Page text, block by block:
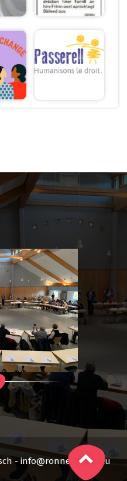
- info@ronnendesch.lu